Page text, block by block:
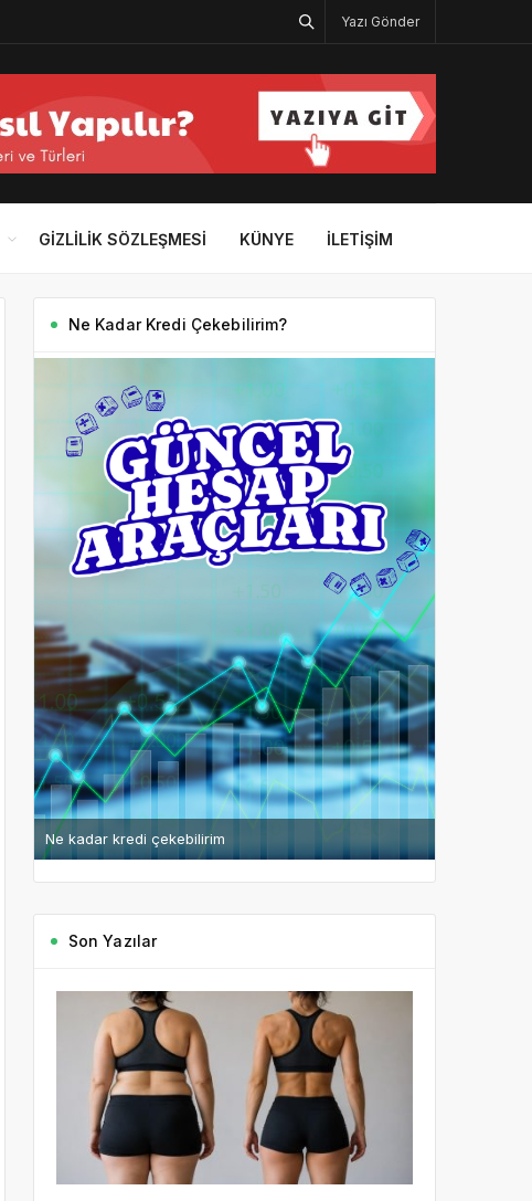
Yazı Gönder
GIZLILIK SÖZLEŞMESI KÜNYE İLETIŞIM
Ne Kadar Kredi Çekebilirim?
Ne kadar kredi çekebilirim
Son Yazılar